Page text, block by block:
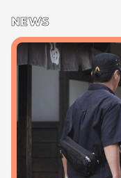
NEWS